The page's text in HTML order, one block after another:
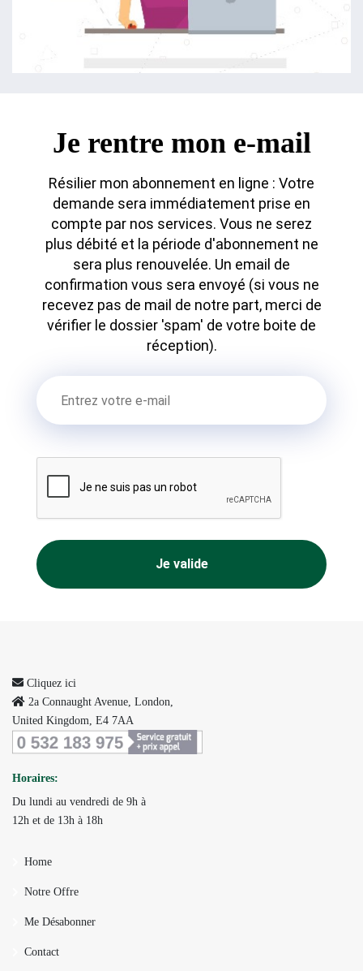
Je rentre mon e-mail
Résilier mon abonnement en ligne : Votre
demande sera immédiatement prise en
compte par nos services. Vous ne serez
plus débité et la période d'abonnement ne
sera plus renouvelée. Un email de
confirmation vous sera envoyé (si vous ne
recevez pas de mail de notre part, merci de
vérifier le dossier 'spam' de votre boite de
réception).
Je valide
Cliquez ici
2a Connaught Avenue, London,
United Kingdom, E4 7AA
Horaires:
Du lundi au vendredi de 9h à
12h et de 13h à 18h
Home
Notre Offre
Me Désabonner
Contact